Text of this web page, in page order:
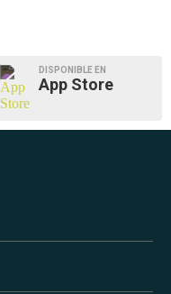
DISPONIBLE EN
App Store